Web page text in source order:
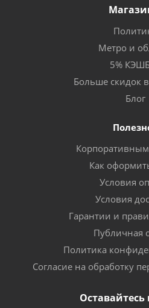
Метро и
5%
Больше скидок
Блог
Как
Условия
Условия
Гарантии и
Публичная
Политика
Согласие на обработку
Оставайтесь